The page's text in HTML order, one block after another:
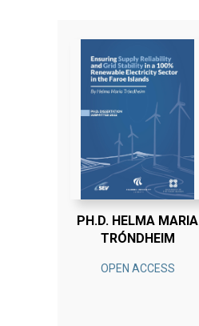
PH.D. HELMA MARIA
TRÓNDHEIM
OPEN ACCESS